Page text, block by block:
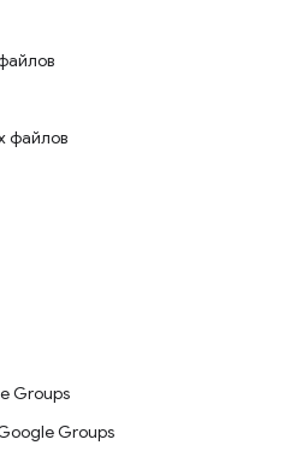
файлов
Groups
Groups